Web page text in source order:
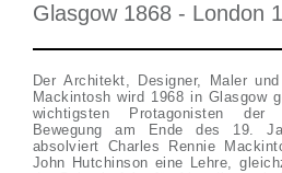
Glasgow 1868 - London
Der Architekt, Designer, Maler
Mackintosh wird 1968 in Glasgow
wichtigsten Protagonisten der
Bewegung am Ende des 19.
absolviert Charles Rennie
John Hutchinson eine Lehre,